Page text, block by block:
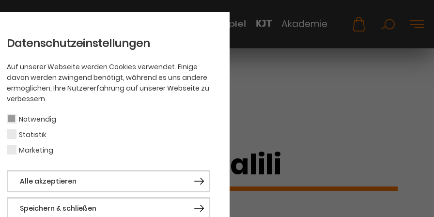
Datenschutzeinstellungen
Auf unserer Webseite werden Cookies verwendet. Einige
davon werden zwingend benötigt, während es uns andere
ermöglichen, Ihre Nutzererfahrung auf unserer Webseite zu
verbessern.
Notwendig
Statistik
Marketing
Alle akzeptieren
Speichern & schließen
Schauspiel KJT Akademie
Itzik Galili